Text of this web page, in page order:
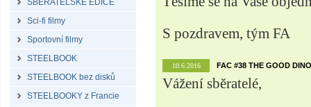
SBĚRATELSKÉ EDICE
Sci-fi filmy
Sportovní filmy
STEELBOOK
STEELBOOK bez disků
STEELBOOKY z Francie
S pozdravem, tým FA
10.6.2016 FAC #38 THE GOOD
Vážení sběratelé,